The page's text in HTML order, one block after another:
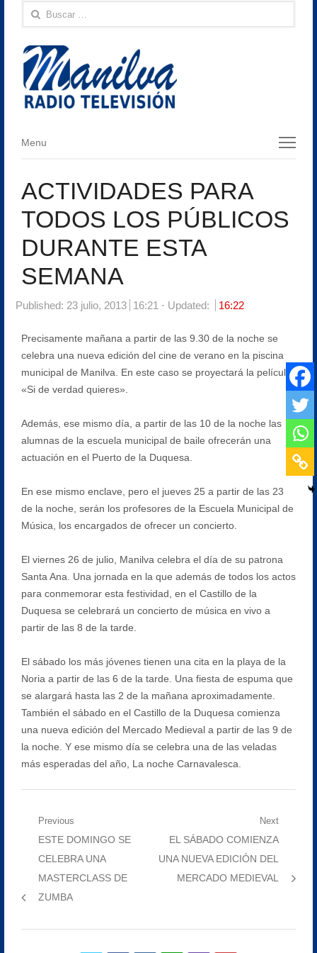
Buscar:
Menu
Menu
ACTIVIDADES PARA
TODOS LOS PÚBLICOS
DURANTE ESTA
SEMANA
Published: 23 julio, 2013 16:21 Updated: 16:22
Precisamente mañana a partir de las 9.30 de la noche se
celebra una nueva edición del cine de verano en la piscina
municipal de Manilva. En este caso se proyectará la película
«Si de verdad quieres».
Además, ese mismo día, a partir de las 10 de la noche las
alumnas de la escuela municipal de baile ofrecerán una
actuación en el Puerto de la Duquesa.
En ese mismo enclave, pero el jueves 25 a partir de las 23
de la noche, serán los profesores de la Escuela Municipal de
Música, los encargados de ofrecer un concierto.
El viernes 26 de julio, Manilva celebra el día de su patrona
Santa Ana. Una jornada en la que además de todos los actos
para conmemorar esta festividad, en el Castillo de la
Duquesa se celebrará un concierto de música en vivo a
partir de las 8 de la tarde.
El sábado los más jóvenes tienen una cita en la playa de la
Noria a partir de las 6 de la tarde. Una fiesta de espuma que
se alargará hasta las 2 de la mañana aproximadamente.
También el sábado en el Castillo de la Duquesa comienza
una nueva edición del Mercado Medieval a partir de las 9 de
la noche. Y ese mismo día se celebra una de las veladas
más esperadas del año, La noche Carnavalesca.
Navegación
entradas
Previous
Previous
post:
ESTE DOMINGO SE
CELEBRA UNA
MASTERCLASS DE
ZUMBA
Next
Next
post:
EL SÁBADO COMIENZA
UNA NUEVA EDICIÓN DEL
MERCADO MEDIEVAL